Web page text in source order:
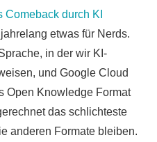
Comeback durch KI
etwas für Nerds.
in der wir KI-
und Google Cloud
Open Knowledge Format
das schlichteste
anderen Formate bleiben.